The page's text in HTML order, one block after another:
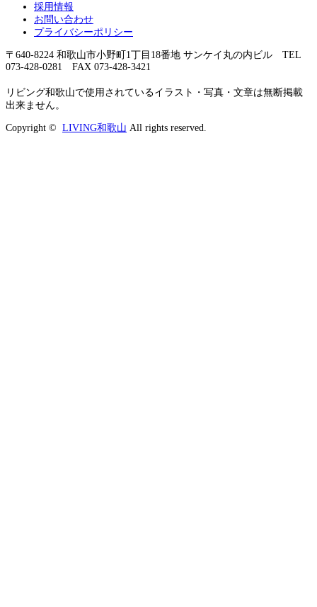
採用情報
お問い合わせ
プライバシーポリシー
〒640-8224 和歌山市小野町1丁目18番地 サンケイ丸の内ビル TEL
073-428-0281 FAX 073-428-3421
リビング和歌山で使用されているイラスト・写真・文章は無断掲載
出来ません。
Copyright © LIVING和歌山 All rights reserved.